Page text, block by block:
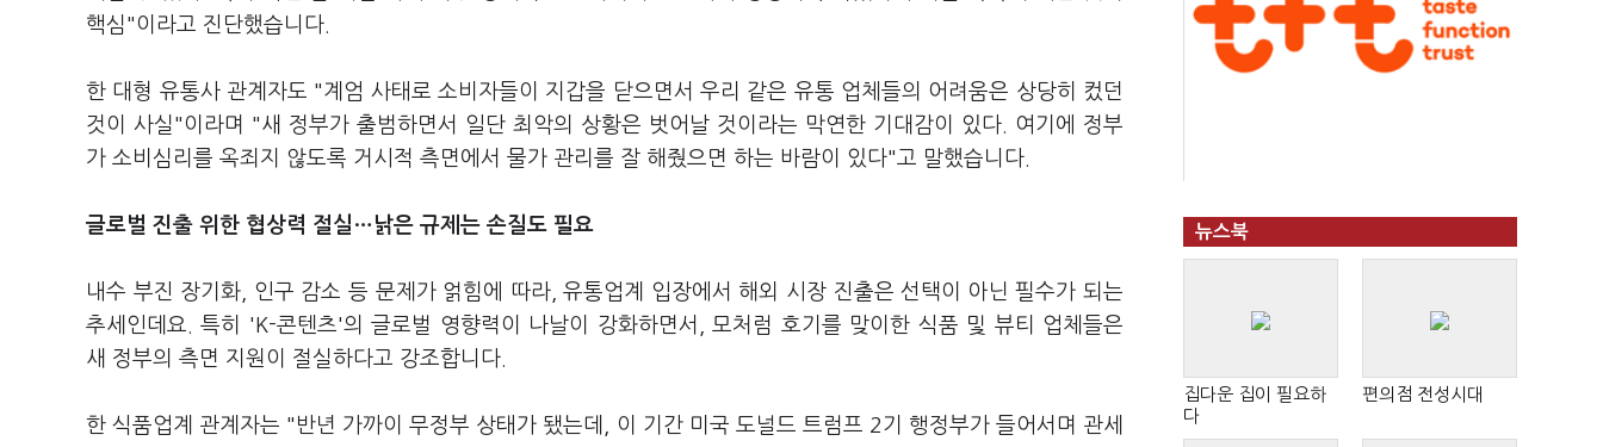
핵심"이라고 진단했습니다.
한 대형 유통사 관계자도 "계엄 사태로 소비자들이 지갑을 닫으면서 우리 같은 유통 업체들의 어려움은 상당히 컸던
것이 사실"이라며 "새 정부가 출범하면서 일단 최악의 상황은 벗어날 것이라는 막연한 기대감이 있다. 여기에 정부
가 소비심리를 옥죄지 않도록 거시적 측면에서 물가 관리를 잘 해줬으면 하는 바람이 있다"고 말했습니다.
글로벌 진출 위한 협상력 절실…낡은 규제는 손질도 필요
내수 부진 장기화, 인구 감소 등 문제가 얽힘에 따라, 유통업계 입장에서 해외 시장 진출은 선택이 아닌 필수가 되는
추세인데요. 특히 'K-콘텐츠'의 글로벌 영향력이 나날이 강화하면서, 모처럼 호기를 맞이한 식품 및 뷰티 업체들은
새 정부의 측면 지원이 절실하다고 강조합니다.
한 식품업계 관계자는 "반년 가까이 무정부 상태가 됐는데, 이 기간 미국 도널드 트럼프 2기 행정부가 들어서며 관세
뉴스북
집다운 집이 필요하
다
편의점 전성시대